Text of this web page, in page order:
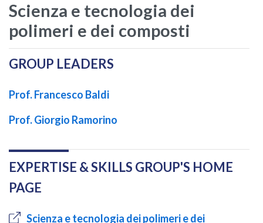
Scienza e tecnologia dei
polimeri e dei composti
GROUP LEADERS
Prof. Francesco Baldi
Prof. Giorgio Ramorino
EXPERTISE & SKILLS GROUP'S HOME
PAGE
Scienza e tecnologia dei polimeri e dei